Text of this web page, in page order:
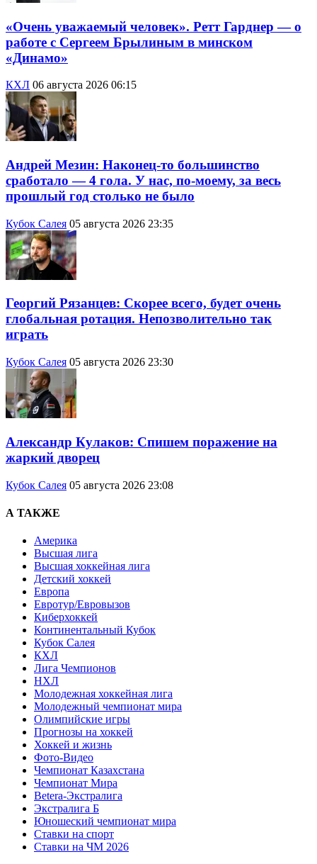
«Очень уважаемый человек». Ретт Гарднер — о
работе с Сергеем Брылиным в минском
«Динамо»
КХЛ 06 августа 2026 06:15
Андрей Мезин: Наконец-то большинство
сработало — 4 гола. У нас, по-моему, за весь
прошлый год столько не было
Кубок Салея 05 августа 2026 23:35
Георгий Рязанцев: Скорее всего, будет очень
глобальная ротация. Непозволительно так
играть
Кубок Салея 05 августа 2026 23:30
Александр Кулаков: Спишем поражение на
жаркий дворец
Кубок Салея 05 августа 2026 23:08
А ТАКЖЕ
Америка
Высшая лига
Высшая хоккейная лига
Детский хоккей
Европа
Евротур/Евровызов
Киберхоккей
Континентальный Кубок
Кубок Салея
КХЛ
Лига Чемпионов
НХЛ
Молодежная хоккейная лига
Молодежный чемпионат мира
Олимпийские игры
Прогнозы на хоккей
Хоккей и жизнь
Фото-Видео
Чемпионат Казахстана
Чемпионат Мира
Betera-Экстралига
Экстралига Б
Юношеский чемпионат мира
Ставки на спорт
Ставки на ЧМ 2026